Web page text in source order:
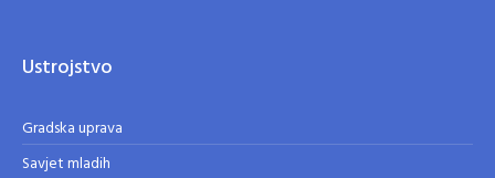
Ustrojstvo
Gradska uprava
Savjet mladih